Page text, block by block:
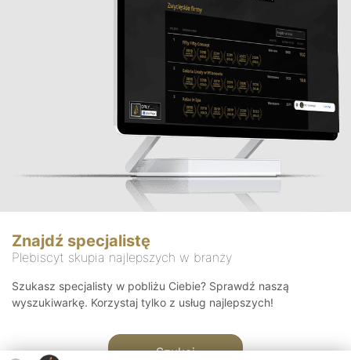
Znajdź specjalistę
Plebiscyt skupia najlepszych w branży
Szukasz specjalisty w pobliżu Ciebie? Sprawdź naszą
wyszukiwarkę. Korzystaj tylko z usług najlepszych!
Szukaj